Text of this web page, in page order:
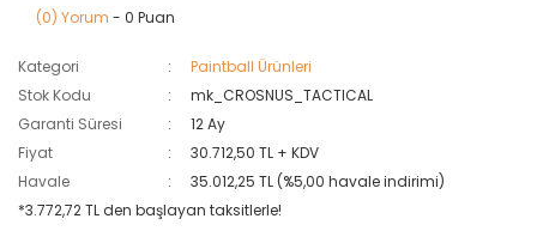
(0) Yorum - 0 Puan
Kategori
Paintball Ürünleri
Stok Kodu
mk_CROSNUS_TACTICAL
Garanti Süresi
12 Ay
Fiyat
30.712,50 TL + KDV
Havale
35.012,25 TL (%5,00 havale indirimi)
*3.772,72 TL den başlayan taksitlerle!